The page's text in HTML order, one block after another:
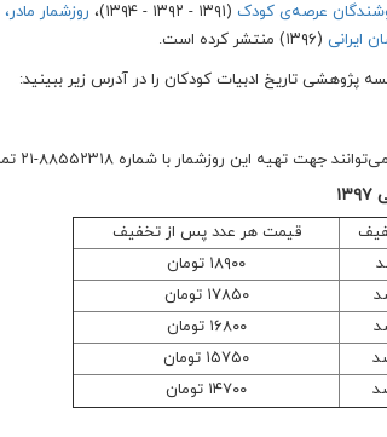
عرصه‌ی کودک (۱۳۹۱ - ۱۳۹۲ - ۱۳۹۴)، روزشمار
ایرانی (۱۳۹۶) منتشر کرده است.
تاریخ ادبیات کودکان را در آدرس زیر ببینید:
این روزشمار با شماره‌ ۸۸۵۵۲۳۱۸-۲۱ تماس بگیرند.
قیمت هر عدد پس از تخفیف
۱۸۹۰۰ تومان
۱۷۸۵۰ تومان
۱۶۸۰۰ تومان
۱۵۷۵۰ تومان
۱۴۷۰۰ تومان